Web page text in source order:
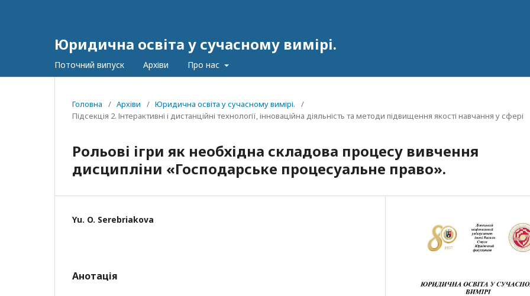
Юридична освіта у сучасному вимірі.
Поточний випуск Архіви Про нас
Головна / Архіви / Юридична освіта у сучасному вимірі.
/
Підсекція 2. Інтерактивні і дистанційні технології, інноваційна діяльність та методи підвищення якості навчання у сфері
Рольові ігри як необхідна складова процесу вивчення
дисципліни «Господарське процесуальне право».
Yu. O. Serebriakova
Анотація